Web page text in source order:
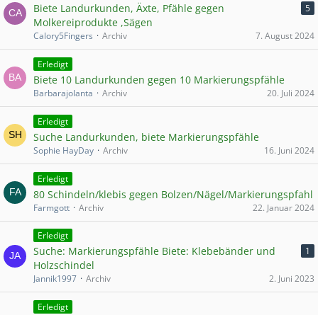
Biete Landurkunden, Äxte, Pfähle gegen
Molkereiprodukte ,Sägen
5
Calory5Fingers Archiv 7. August 2024
Erledigt
Biete 10 Landurkunden gegen 10 Markierungspfähle
Barbarajolanta Archiv 20. Juli 2024
Erledigt
Suche Landurkunden, biete Markierungspfähle
Sophie HayDay Archiv 16. Juni 2024
Erledigt
80 Schindeln/klebis gegen Bolzen/Nägel/Markierungspfahl
Farmgott Archiv 22. Januar 2024
Erledigt
Suche: Markierungspfähle Biete: Klebebänder und
Holzschindel
1
Jannik1997 Archiv 2. Juni 2023
Erledigt